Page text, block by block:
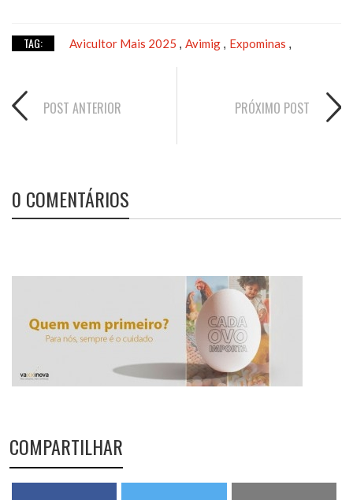
TAG: Avicultor Mais 2025 , Avimig , Expominas ,
POST ANTERIOR PRÓXIMO POST
0 COMENTÁRIOS
COMPARTILHAR